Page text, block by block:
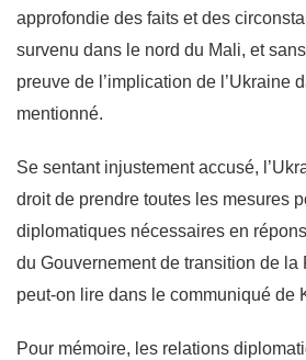
approfondie des faits et des
survenu dans le nord du Mali, et
preuve de l’implication de l’Ukraine
mentionné.
Se sentant injustement accusé,
droit de prendre toutes les mesures
diplomatiques nécessaires en
du Gouvernement de transition de la
peut-on lire dans le communiqué de
Pour mémoire, les relations